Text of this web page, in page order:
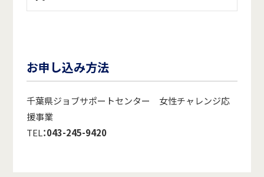
お申し込み方法
千葉県ジョブサポートセンター 女性チャレンジ応
援事業
TEL：043-245-9420